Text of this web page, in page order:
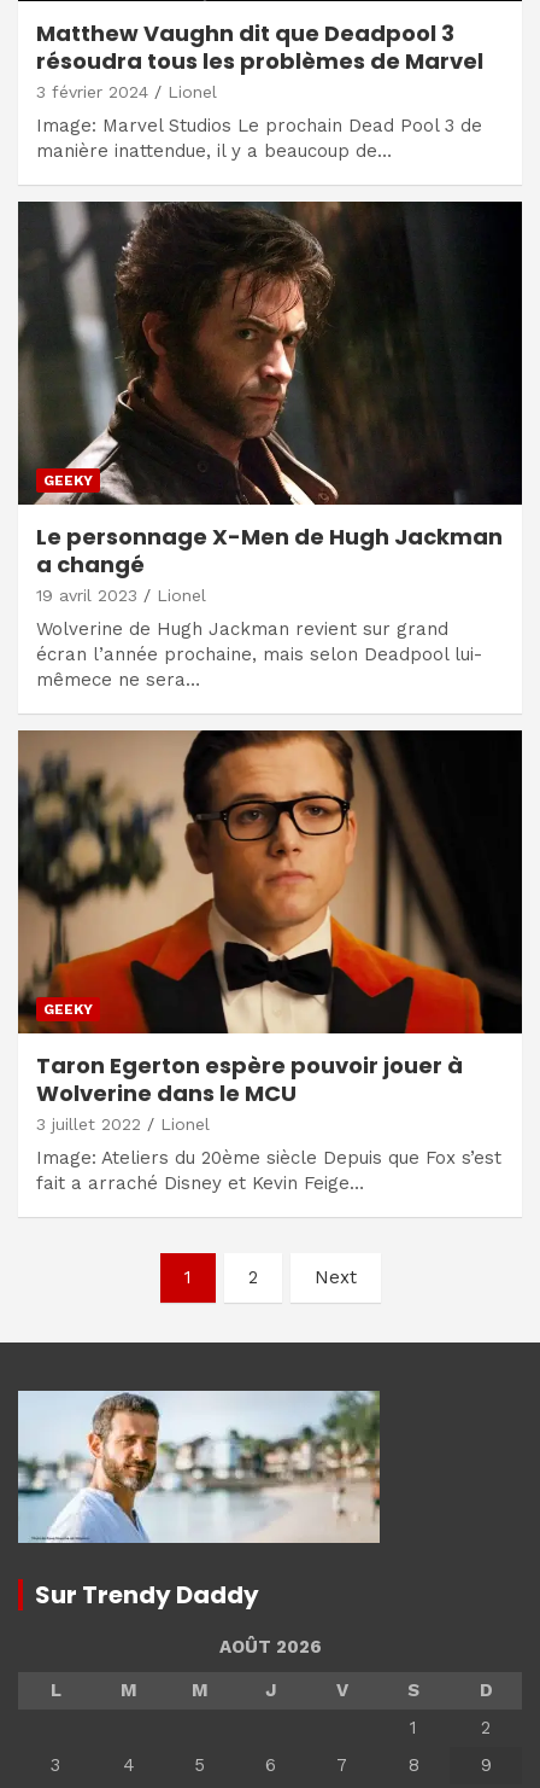
Matthew Vaughn dit que Deadpool 3
résoudra tous les problèmes de Marvel
3 février 2024 Lionel
Image: Marvel Studios Le prochain Dead Pool 3 de
manière inattendue, il y a beaucoup de…
GEEKY
Le personnage X-Men de Hugh Jackman
a changé
19 avril 2023 Lionel
Wolverine de Hugh Jackman revient sur grand
écran l’année prochaine, mais selon Deadpool lui-
mêmece ne sera…
GEEKY
Taron Egerton espère pouvoir jouer à
Wolverine dans le MCU
3 juillet 2022 Lionel
Image: Ateliers du 20ème siècle Depuis que Fox s’est
fait a arraché Disney et Kevin Feige…
articles
1 2 Next
Sur Trendy Daddy
AOÛT 2026
L
M M J V S
D
1
2
3
4 5 6 7 8
9